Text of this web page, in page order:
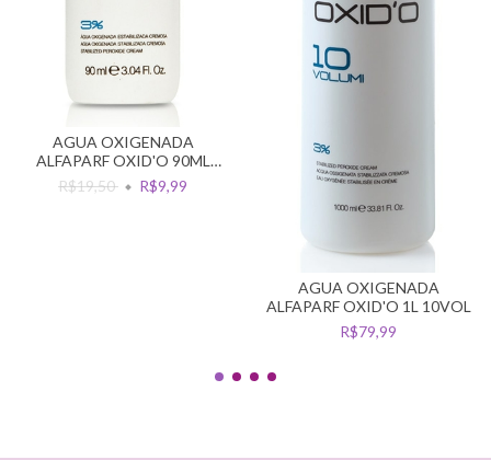
AGUA OXIGENADA
ALFAPARF OXID'O 90ML
10VOL
R$19,50 R$9,99
AGUA OXIGENADA
ALFAPARF OXID'O 1L 10VOL
R$79,99